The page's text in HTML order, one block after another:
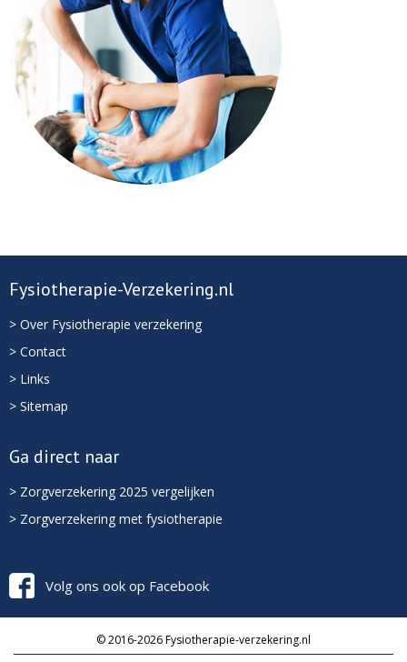
Fysiotherapie-Verzekering.nl
> Over Fysiotherapie verzekering
> Contact
> Links
> Sitemap
Ga direct naar
> Zorgverzekering 2025 vergelijken
> Zorgverzekering met fysiotherapie
Volg ons ook op Facebook
© 2016-2026 Fysiotherapie-verzekering.nl